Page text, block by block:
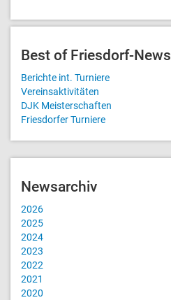
Best of Friesdorf-News
Berichte int. Turniere
Vereinsaktivitäten
DJK Meisterschaften
Friesdorfer Turniere
Newsarchiv
2026
2025
2024
2023
2022
2021
2020